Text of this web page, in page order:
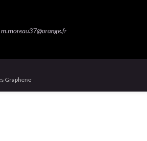
m.moreau37@orange.fr
Graphene